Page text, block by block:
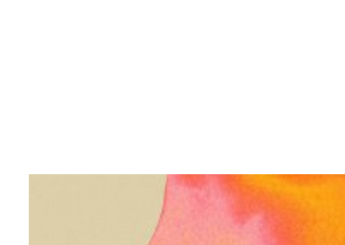
Programmi
Conduttori